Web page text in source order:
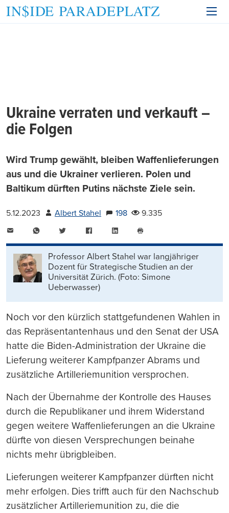
Ukraine verraten und verkauft –
die Folgen
Wird Trump gewählt, bleiben Waffenlieferungen
aus und die Ukrainer verlieren. Polen und
Baltikum dürften Putins nächste Ziele sein.
5.12.2023 Albert Stahel 198
9.335
WhatsAppTwitter FacebookLinkedIn
drucken
Professor Albert Stahel war langjähriger
Dozent für Strategische Studien an der
Universität Zürich. (Foto: Simone
Ueberwasser)
Noch vor den kürzlich stattgefundenen Wahlen in
das Repräsentantenhaus und den Senat der USA
hatte die Biden-Administration der Ukraine die
Lieferung weiterer Kampfpanzer Abrams und
zusätzliche Artilleriemunition versprochen.
Nach der Übernahme der Kontrolle des Hauses
durch die Republikaner und ihrem Widerstand
gegen weitere Waffenlieferungen an die Ukraine
dürfte von diesen Versprechungen beinahe
nichts mehr übrigbleiben.
Lieferungen weiterer Kampfpanzer dürften nicht
mehr erfolgen. Dies trifft auch für den Nachschub
zusätzlicher Artilleriemunition zu, die die